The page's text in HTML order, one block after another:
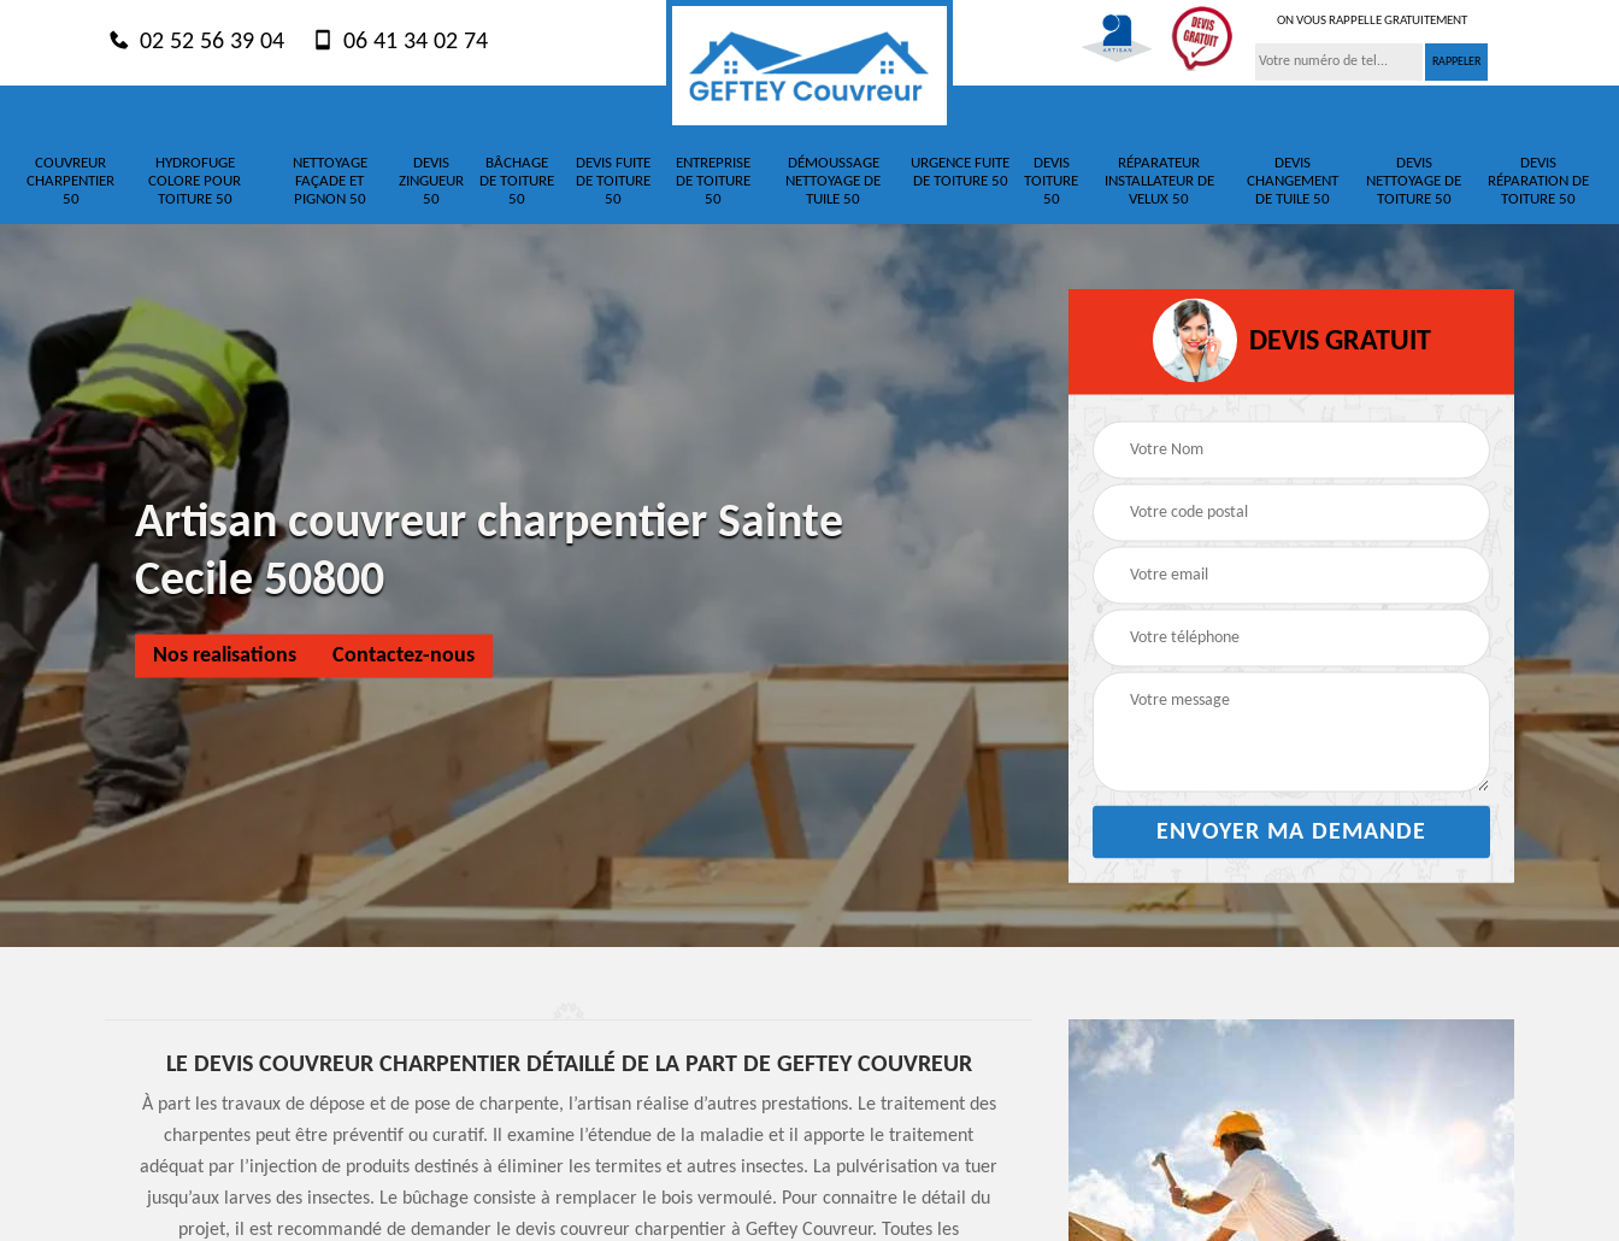
02 52 56 39 04 06 41 34 02 74
ON VOUS RAPPELLE GRATUITEMENT
COUVREUR
CHARPENTIER
50
HYDROFUGE
COLORE POUR
TOITURE 50
NETTOYAGE
FAÇADE ET
PIGNON 50
DEVIS
ZINGUEUR
50
BÂCHAGE
DE TOITURE
50
DEVIS FUITE
DE TOITURE
50
ENTREPRISE
DE TOITURE
50
DÉMOUSSAGE
NETTOYAGE DE
TUILE 50
URGENCE FUITE
DE TOITURE 50
DEVIS
TOITURE
50
RÉPARATEUR
INSTALLATEUR DE
VELUX 50
DEVIS
CHANGEMENT
DE TUILE 50
DEVIS
NETTOYAGE DE
TOITURE 50
DEVIS
RÉPARATION DE
TOITURE 50
Artisan couvreur charpentier Sainte
Cecile 50800
Nos realisations Contactez-nous
DEVIS GRATUIT
LE DEVIS COUVREUR CHARPENTIER DÉTAILLÉ DE LA PART DE GEFTEY COUVREUR
À part les travaux de dépose et de pose de charpente, l’artisan réalise d’autres prestations. Le traitement des
charpentes peut être préventif ou curatif. Il examine l’étendue de la maladie et il apporte le traitement
adéquat par l’injection de produits destinés à éliminer les termites et autres insectes. La pulvérisation va tuer
jusqu’aux larves des insectes. Le bûchage consiste à remplacer le bois vermoulé. Pour connaitre le détail du
projet, il est recommandé de demander le devis couvreur charpentier à Geftey Couvreur. Toutes les